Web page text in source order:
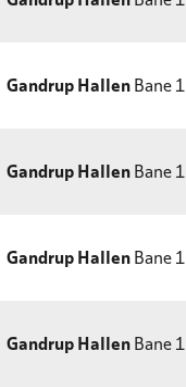
Gandrup Hallen Bane 1
Gandrup Hallen Bane 1
Gandrup Hallen Bane 1
Gandrup Hallen Bane 1